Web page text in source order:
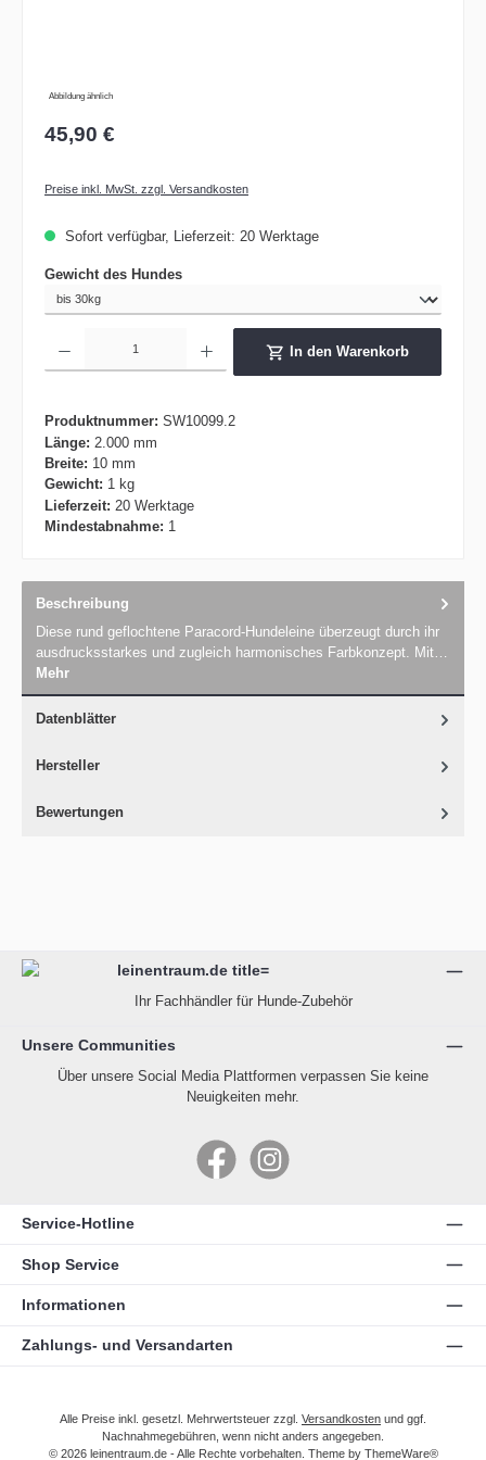
Abbildung ähnlich
45,90 €
Preise inkl. MwSt. zzgl. Versandkosten
Sofort verfügbar, Lieferzeit: 20 Werktage
Gewicht des Hundesauswählen
In den Warenkorb
Produktnummer: SW10099.2
Länge: 2.000 mm
Breite: 10 mm
Gewicht: 1 kg
Lieferzeit: 20 Werktage
Mindestabnahme: 1
Beschreibung
Diese rund geflochtene Paracord-Hundeleine überzeugt durch ihr
ausdrucksstarkes und zugleich harmonisches Farbkonzept. Mit…
Mehr
Datenblätter
Hersteller
Bewertungen
Ihr Fachhändler für Hunde-Zubehör
Unsere Communities
Über unsere Social Media Plattformen verpassen Sie keine
Neuigkeiten mehr.
FacebookInstagram
Service-Hotline
Shop Service
Informationen
Zahlungs- und Versandarten
Alle Preise inkl. gesetzl. Mehrwertsteuer zzgl. Versandkosten und ggf.
Nachnahmegebühren, wenn nicht anders angegeben.
© 2026 leinentraum.de - Alle Rechte vorbehalten. Theme by ThemeWare®